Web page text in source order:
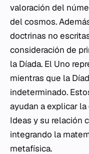
valoración del
del cosmos.
doctrinas no
consideración de
la Díada. El Uno
mientras que la
indeterminado.
ayudan a explicar
Ideas y su relación
integrando la
metafísica.